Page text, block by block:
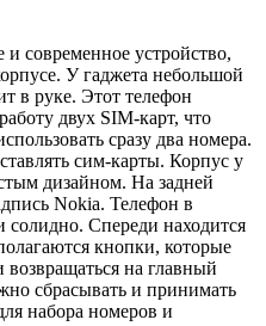
современное устройство,
У гаджета небольшой
в руке. Этот телефон
двух SIM-карт, что
сразу два номера.
сим-карты. Корпус у
дизайном. На задней
Nokia. Телефон в
солидно. Спереди находится
кнопки, которые
на главный
сбрасывать и принимать
набора номеров и